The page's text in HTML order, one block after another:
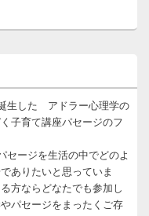
生した アドラー心理学の
子育て講座パセージのフ
セージを生活の中でどのよ
ありたいと思っていま
方ならどなたでも参加し
パセージをまったくご存